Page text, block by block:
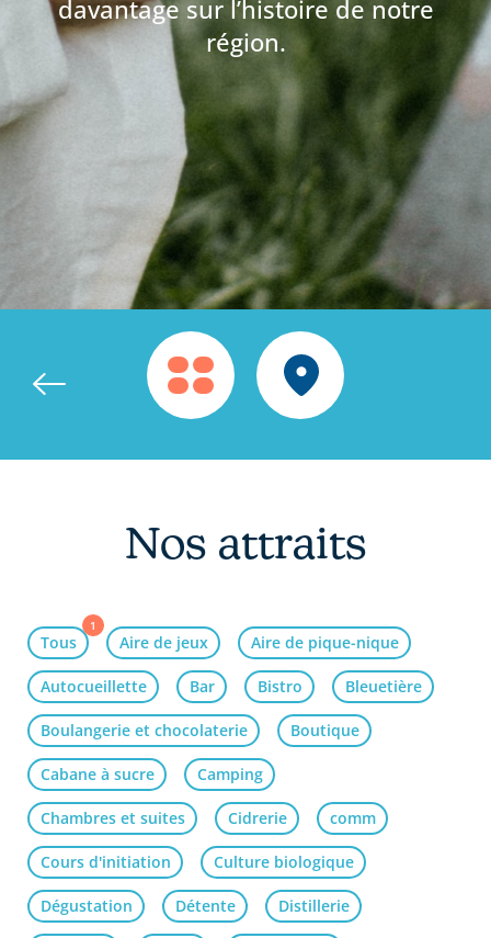
davantage sur l’histoire de notre
région.
Nos attraits
Tous
1
Aire de jeux Aire de pique-nique
Autocueillette Bar Bistro Bleuetière
Boulangerie et chocolaterie Boutique
Cabane à sucre Camping
Chambres et suites Cidrerie comm
Cours d'initiation Culture biologique
Dégustation Détente Distillerie